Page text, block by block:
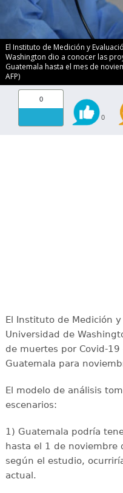
El Instituto de Medición y
Washington dio a conocer las
Guatemala hasta el mes de
AFP)
0
0
El Instituto de Medición
Universidad de
de muertes por Covid-
Guatemala para
El modelo de análisis
escenarios:
1) Guatemala podría
hasta el 1 de noviembre
según el estudio,
actual.